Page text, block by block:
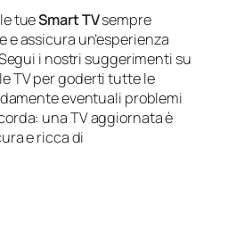
tueSmart TVsempre
assicura un’esperienza
i nostri suggerimenti su
TV per goderti tutte le
eventuali problemi
una TV aggiornata è
e ricca di